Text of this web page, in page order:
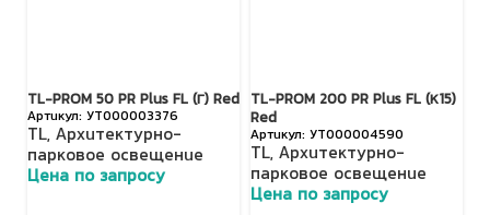
TL-PROM 50 PR Plus FL (Г) Red
УТ000003376
TL, Архитектурно-
парковое освещение
Цена по запросу
TL-PROM 200 PR Plus FL (К15)
Red
УТ000004590
TL, Архитектурно-
парковое освещение
Цена по запросу